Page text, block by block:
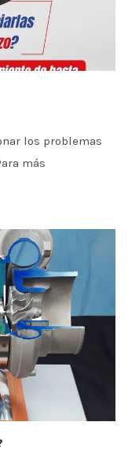
los problemas
más